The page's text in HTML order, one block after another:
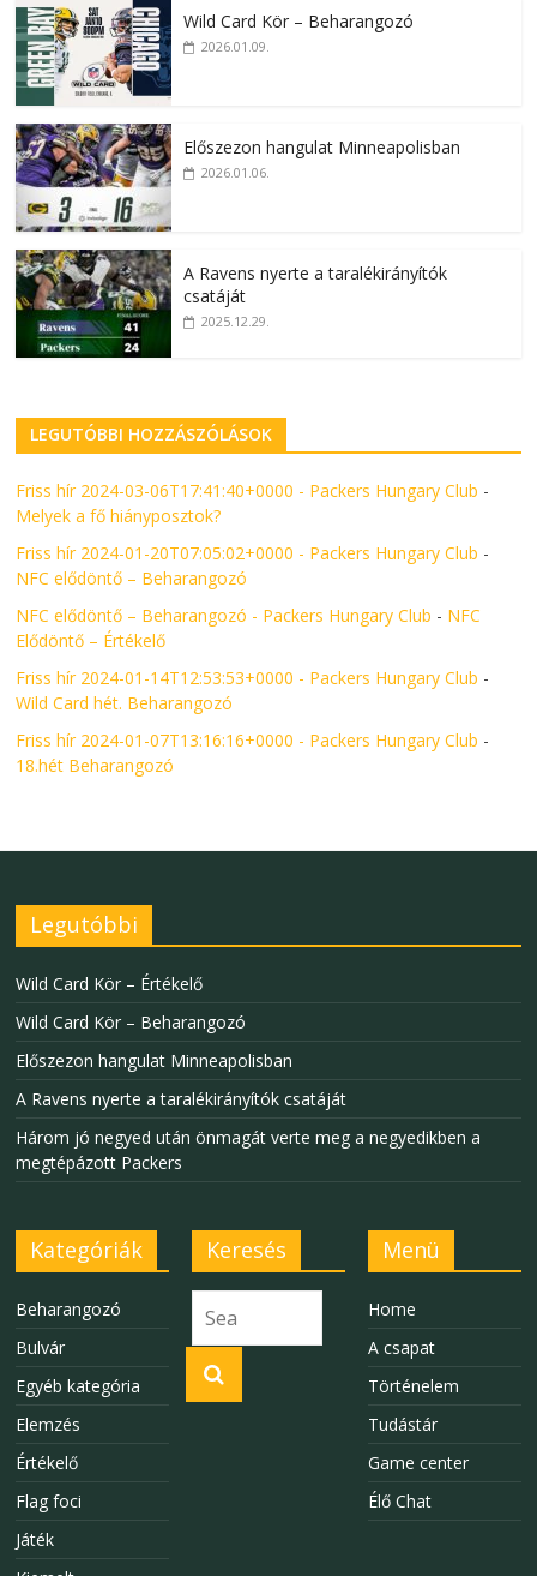
Wild Card Kör – Beharangozó
2026.01.09.
Előszezon hangulat Minneapolisban
2026.01.06.
A Ravens nyerte a taralékirányítók
csatáját
2025.12.29.
LEGUTÓBBI HOZZÁSZÓLÁSOK
Friss hír 2024-03-06T17:41:40+0000 - Packers Hungary Club -
Melyek a fő hiányposztok?
Friss hír 2024-01-20T07:05:02+0000 - Packers Hungary Club -
NFC elődöntő – Beharangozó
NFC elődöntő – Beharangozó - Packers Hungary Club - NFC
Elődöntő – Értékelő
Friss hír 2024-01-14T12:53:53+0000 - Packers Hungary Club -
Wild Card hét. Beharangozó
Friss hír 2024-01-07T13:16:16+0000 - Packers Hungary Club -
18.hét Beharangozó
Legutóbbi
Wild Card Kör – Értékelő
Wild Card Kör – Beharangozó
Előszezon hangulat Minneapolisban
A Ravens nyerte a taralékirányítók csatáját
Három jó negyed után önmagát verte meg a negyedikben a
megtépázott Packers
Kategóriák
Beharangozó
Bulvár
Egyéb kategória
Elemzés
Értékelő
Flag foci
Játék
Keresés Menü
Home
A csapat
Történelem
Tudástár
Game center
Élő Chat